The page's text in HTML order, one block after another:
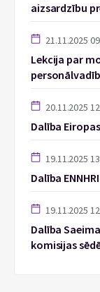
aizsardzību
21.11.2025
Lekcija par
20.11.2025
Dalība
19.11.2025
Dalība
19.11.2025
Dalība
komisijas